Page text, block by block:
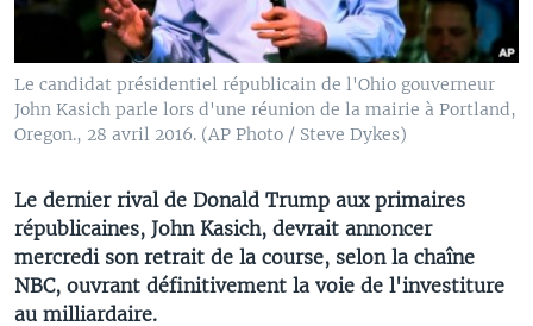
Le candidat présidentiel républicain de l'Ohio gouverneur
John Kasich parle lors d'une réunion de la mairie à Portland,
Oregon., 28 avril 2016. (AP Photo / Steve Dykes)
Le dernier rival de Donald Trump aux primaires
républicaines, John Kasich, devrait annoncer
mercredi son retrait de la course, selon la chaîne
NBC, ouvrant définitivement la voie de l'investiture
au milliardaire.